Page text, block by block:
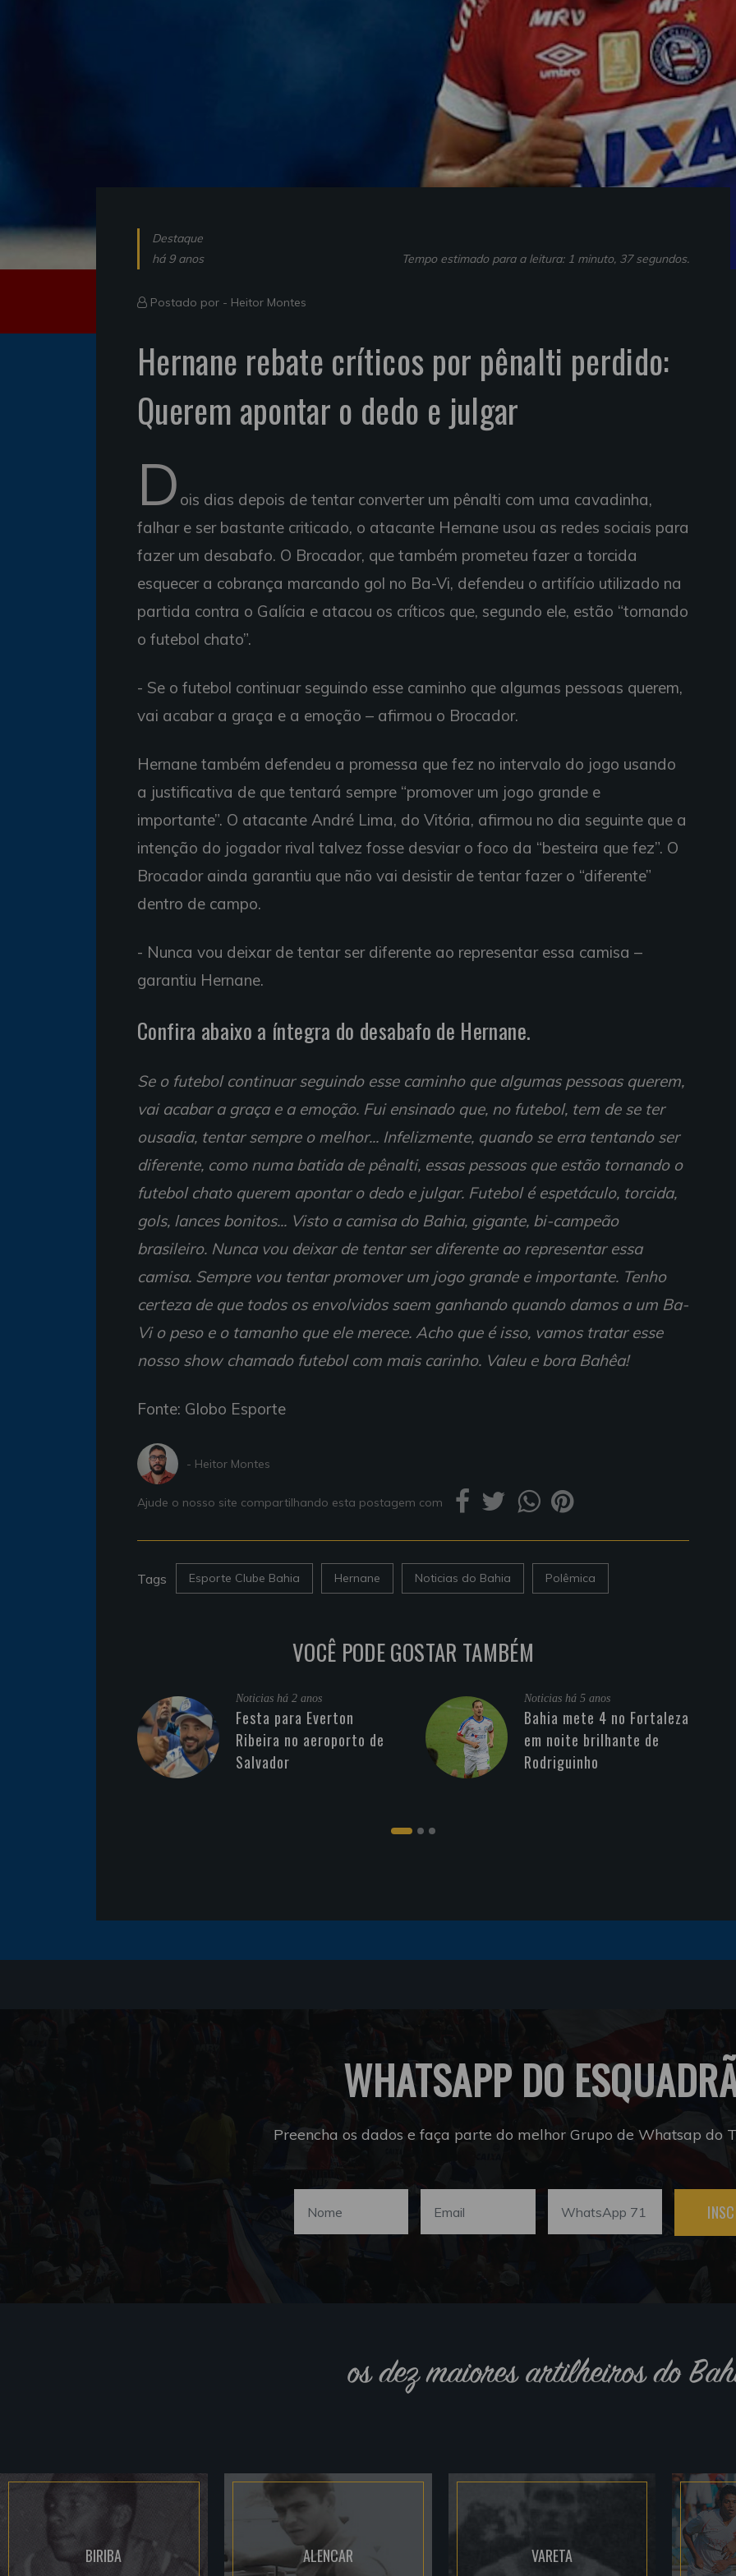
Destaque
há 9 anos
Tempo estimado para a leitura: 1 minuto, 37 segundos.
Postado por - Heitor Montes
Hernane rebate críticos por pênalti perdido:
Querem apontar o dedo e julgar
D ois dias depois de tentar converter um pênalti com uma cavadinha,
falhar e ser bastante criticado, o atacante Hernane usou as redes sociais para
fazer um desabafo. O Brocador, que também prometeu fazer a torcida
esquecer a cobrança marcando gol no Ba-Vi, defendeu o artifício utilizado na
partida contra o Galícia e atacou os críticos que, segundo ele, estão “tornando
o futebol chato”.
- Se o futebol continuar seguindo esse caminho que algumas pessoas querem,
vai acabar a graça e a emoção – afirmou o Brocador.
Hernane também defendeu a promessa que fez no intervalo do jogo usando
a justificativa de que tentará sempre “promover um jogo grande e
importante”. O atacante André Lima, do Vitória, afirmou no dia seguinte que a
intenção do jogador rival talvez fosse desviar o foco da “besteira que fez”. O
Brocador ainda garantiu que não vai desistir de tentar fazer o “diferente”
dentro de campo.
- Nunca vou deixar de tentar ser diferente ao representar essa camisa –
garantiu Hernane.
Confira abaixo a íntegra do desabafo de Hernane.
Se o futebol continuar seguindo esse caminho que algumas pessoas querem,
vai acabar a graça e a emoção. Fui ensinado que, no futebol, tem de se ter
ousadia, tentar sempre o melhor... Infelizmente, quando se erra tentando ser
diferente, como numa batida de pênalti, essas pessoas que estão tornando o
futebol chato querem apontar o dedo e julgar. Futebol é espetáculo, torcida,
gols, lances bonitos... Visto a camisa do Bahia, gigante, bi-campeão
brasileiro. Nunca vou deixar de tentar ser diferente ao representar essa
camisa. Sempre vou tentar promover um jogo grande e importante. Tenho
certeza de que todos os envolvidos saem ganhando quando damos a um Ba-
Vi o peso e o tamanho que ele merece. Acho que é isso, vamos tratar esse
nosso show chamado futebol com mais carinho. Valeu e bora Bahêa!
Fonte: Globo Esporte
- Heitor Montes
Ajude o nosso site compartilhando esta postagem com
Tags Esporte Clube Bahia Hernane Noticias do Bahia Polêmica
VOCÊ PODE GOSTAR TAMBÉM
Noticias há 2 anos
Festa para Everton
Ribeira no aeroporto de
Salvador
Noticias há 5 anos
Bahia mete 4 no Fortaleza
em noite brilhante de
Rodriguinho
WHATSAPP DO
Preencha os dados e faça parte do melhor Grupo de Whatsap do
os dez maiores artilheiros do
BIRIBA ALENCAR VARETA